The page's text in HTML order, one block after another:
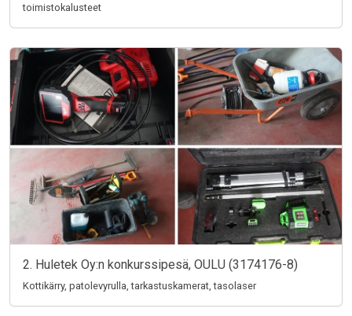
toimistokalusteet
2. Huletek Oy:n konkurssipesä, OULU (3174176-8)
Kottikärry, patolevyrulla, tarkastuskamerat, tasolaser